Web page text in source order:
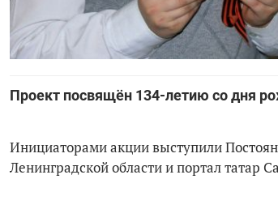
Проект посвящён 134-летию со дня
Инициаторами акции выступили
Ленинградской области и портал татар